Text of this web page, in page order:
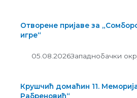
Отворене пријаве за
игре“
05.08.2026Западнобачки
Крушчић домаћин 11.
Рабреновић“